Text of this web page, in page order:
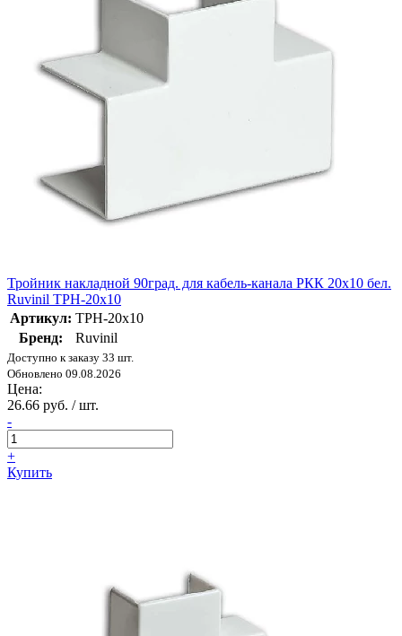
Тройник накладной 90град. для кабель-канала РКК 20х10 бел.
Ruvinil ТРН-20х10
Артикул: ТРН-20х10
Бренд:
Ruvinil
Доступно к заказу 33 шт.
Обновлено 09.08.2026
Цена:
26.66 руб. / шт.
-
+
Купить